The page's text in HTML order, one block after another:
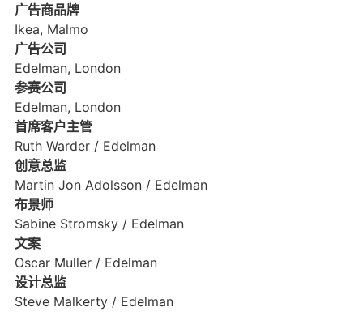
广告商品牌
Ikea, Malmo
广告公司
Edelman, London
参赛公司
Edelman, London
首席客户主管
Ruth Warder / Edelman
创意总监
Martin Jon Adolsson / Edelman
布景师
Sabine Stromsky / Edelman
文案
Oscar Muller / Edelman
设计总监
Steve Malkerty / Edelman